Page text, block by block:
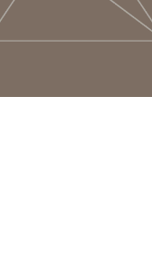
CENTRO AMERICA